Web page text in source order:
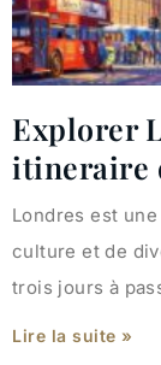
Explorer
itineraire
Londres est
culture et de
trois jours à
Lire la suite »